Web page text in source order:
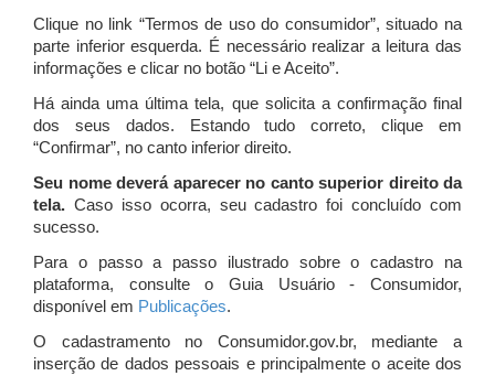
Clique no link “Termos de uso do consumidor”, situado na
parte inferior esquerda. É necessário realizar a leitura das
informações e clicar no botão “Li e Aceito”.
Há ainda uma última tela, que solicita a confirmação final
dos seus dados. Estando tudo correto, clique em
“Confirmar”, no canto inferior direito.
Seu nome deverá aparecer no canto superior direito da
tela. Caso isso ocorra, seu cadastro foi concluído com
sucesso.
Para o passo a passo ilustrado sobre o cadastro na
plataforma, consulte o Guia Usuário - Consumidor,
disponível em Publicações.
O cadastramento no Consumidor.gov.br, mediante a
inserção de dados pessoais e principalmente o aceite dos